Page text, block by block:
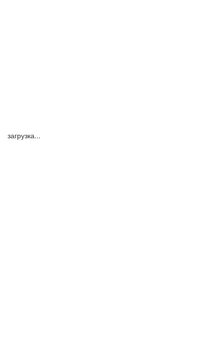
загрузка...